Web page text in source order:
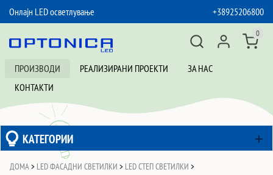
Онлајн LED осветлување
+38925206800
ПРОИЗВОДИ РЕАЛИЗИРАНИ ПРОЕКТИ
ЗА НАС
КОНТАКТИ
0
КАТЕГОРИИ
ДОМА > LED ФАСАДНИ СВЕТИЛКИ > LED СТЕП СВЕТИЛКИ >